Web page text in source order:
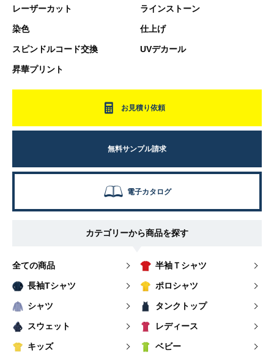
レーザーカット ラインストーン
染色 仕上げ
スピンドルコード交換 UVデカール
昇華プリント
お見積り依頼
無料サンプル請求
電子カタログ
カテゴリーから商品を探す
全ての商品 半袖Ｔシャツ
長袖Tシャツ ポロシャツ
シャツ タンクトップ
スウェット レディース
キッズ ベビー